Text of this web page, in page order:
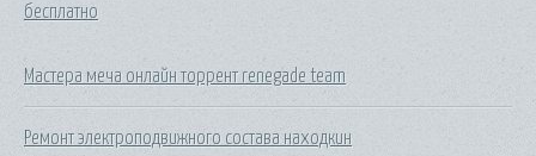
бесплатно
Мастера меча онлайн торрент renegade team
Ремонт электроподвижного состава находкин